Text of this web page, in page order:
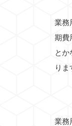
業務
期費
と
りま
業務